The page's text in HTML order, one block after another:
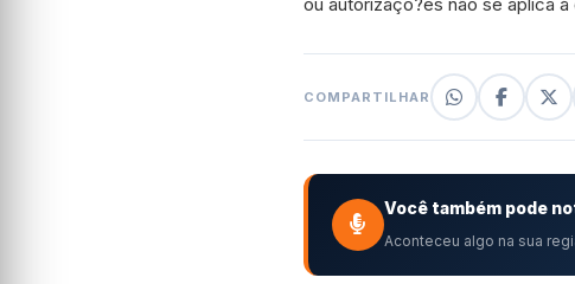
COMPARTILHAR
Você também pode
Aconteceu algo na sua